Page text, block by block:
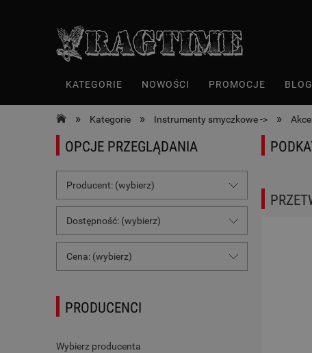
KATEGORIE NOWOŚCI PROMOCJE BLOG
» Kategorie » Instrumenty smyczkowe -> »
OPCJE PRZEGLĄDANIA
Producent: (wybierz)
Dostępność: (wybierz)
Cena: (wybierz)
PRODUCENCI
Wybierz producenta